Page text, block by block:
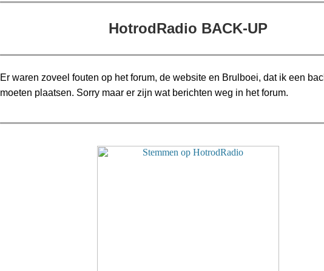
HotrodRadio BACK-UP
Er waren zoveel fouten op het forum, de website en Brulboei, dat ik een
moeten plaatsen. Sorry maar er zijn wat berichten weg in het forum.